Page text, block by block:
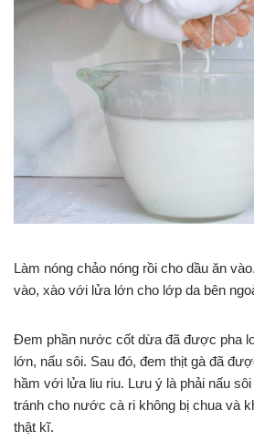
Làm nóng chảo nóng rồi cho dầu ăn
vào, xào với lửa lớn cho lớp da bên
Đem phần nước cốt dừa đã được pha
lớn, nấu sôi. Sau đó, đem thịt gà đã
hầm với lửa liu riu. Lưu ý là phải nấu
tránh cho nước cà ri không bị chua và
thật kĩ.